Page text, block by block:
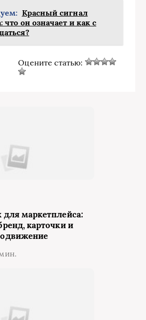
Красный сигнал
что он означает и как с
Оцените статью:
маркетплейса:
карточки и